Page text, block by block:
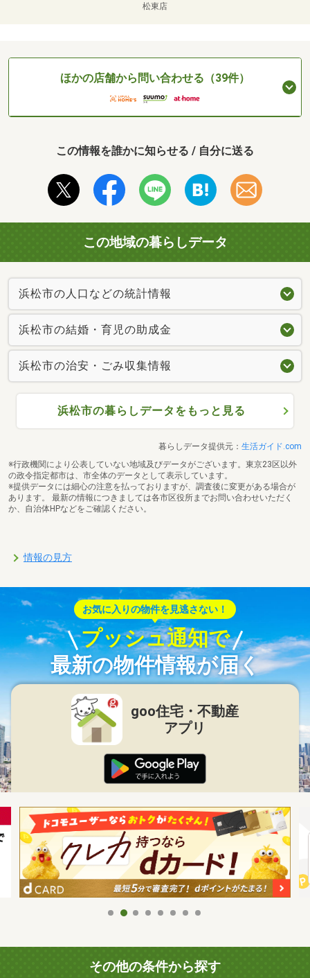
松東店
ほかの店舗から問い合わせる（39件）
この情報を誰かに知らせる / 自分に送る
この地域の暮らしデータ
浜松市の人口などの統計情報
浜松市の結婚・育児の助成金
浜松市の治安・ごみ収集情報
浜松市の暮らしデータをもっと見る
暮らしデータ提供元： 生活ガイド.com
※行政機関により公表していない地域及びデータがございます。東京23区以外
の政令指定都市は、市全体のデータとして表示しています。
※提供データには細心の注意を払っておりますが、調査後に変更がある場合が
あります。 最新の情報につきましては各市区役所までお問い合わせいただく
か、自治体HPなどをご確認ください。
情報の見方
お気に入りの物件を見逃さない！
プッシュ通知で
最新の物件情報が届く
goo住宅・不動産
アプリ
その他の条件から探す